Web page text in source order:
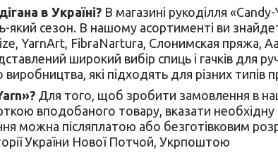
в Україні? В магазині рукоділля
який сезон. В нашому асортименті ви
YarnArt, FibraNartura, Слонимская пряжа,
широкий вибір спиць і гачків для
які підходять для різних типів
Для того, щоб зробити замовлення в
вподобаного товару, вказати необхідну
можна післяплатою або безготівковим
України Нової Потчой, Укрпоштою